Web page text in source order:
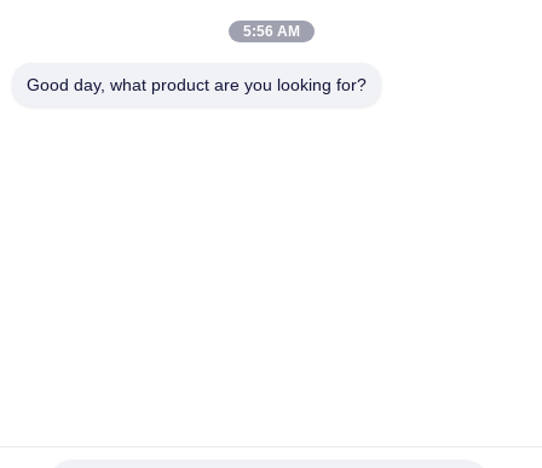
PC는 단일 플레이어 비행 시뮬레이션 게임을 위해 비행 VR 시뮬레
5:56 AM
Good day, what product are you looking for?